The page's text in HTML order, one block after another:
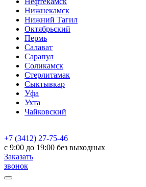
Нижнекамск
Нижний Тагил
Октябрьский
Пермь
Салават
Сарапул
Соликамск
Стерлитамак
Сыктывкар
Уфа
Ухта
Чайковский
+7 (3412) 27-75-46
c 9:00 до 19:00 без выходных
Заказать
звонок